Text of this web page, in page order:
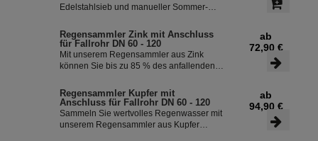
Regentonne. Dieser Fallrohrfilter ist bereits
Edelstahlsieb und manueller Sommer-
INOX verfügt über einen integriertem
Überlaufstop und leitet zuverlässig
sauberes Regenwasser in ihre
Regentonne. Dieser Fallrohrfilter ist bereits
Regensammler Zink mit Anschluss
für Fallrohr DN 60 - 120
Mit unserem Regensammler aus Zink
können Sie bis zu 85 % des anfallenden
Regentonne speichern. Der Regensammler
ist frostsicher und lässt sich durch das
Schiebeteil einfach ein- und ausbauen. Der
flexible Schlauchanschluss mit einer Länge
ab
72,90 €
Regensammler Kupfer mit
Anschluss für Fallrohr DN 60 - 120
Sammeln Sie wertvolles Regenwasser mit
unserem Regensammler aus Kupfer
ab
94,90 €